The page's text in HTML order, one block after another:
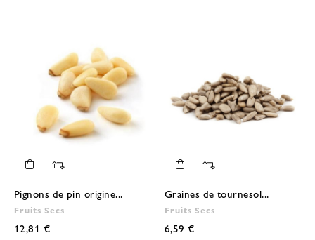
Pignons de pin origine...
Fruits Secs
12,81 €
Graines de tournesol...
Fruits Secs
6,59 €